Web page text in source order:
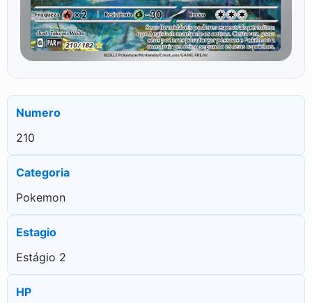
Numero
210
Categoria
Pokemon
Estagio
Estágio 2
HP